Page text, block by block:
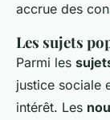
accrue des
Les sujets
Parmi les
justice sociale
intérêt. Les